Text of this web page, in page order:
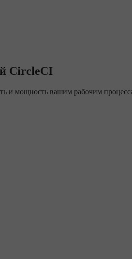
CircleCI
и мощность вашим рабочим